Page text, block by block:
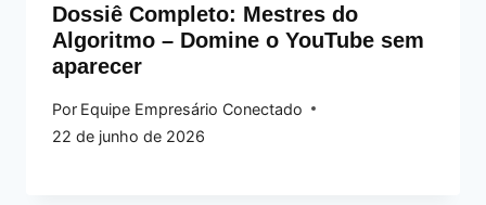
Dossiê Completo: Mestres do
Algoritmo – Domine o YouTube sem
aparecer
Por Equipe Empresário Conectado
22 de junho de 2026